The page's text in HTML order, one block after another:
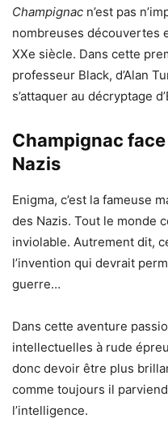
Champignac n’est pas
nombreuses découvertes
XXe siècle. Dans cette
professeur Black, d’Alan
s’attaquer au décryptage
Champignac
Nazis
Enigma, c’est la fameuse
des Nazis. Tout le monde
inviolable. Autrement dit,
l’invention qui devrait
guerre…
Dans cette aventure
intellectuelles à rude
donc devoir être plus
comme toujours il
l’intelligence.